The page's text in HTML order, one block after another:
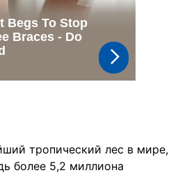
тропический лес в мире,
более 5,2 миллиона